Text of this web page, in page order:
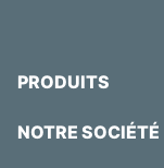
PRODUITS
NOTRE SOCIÉTÉ